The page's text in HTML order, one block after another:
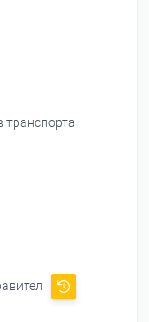
транспорта